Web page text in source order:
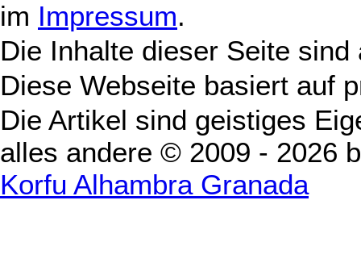
im Impressum.
Die Inhalte dieser Seite
Diese Webseite basiert auf
Die Artikel sind geistiges
alles andere © 2009 - 2026
Korfu Alhambra Granada